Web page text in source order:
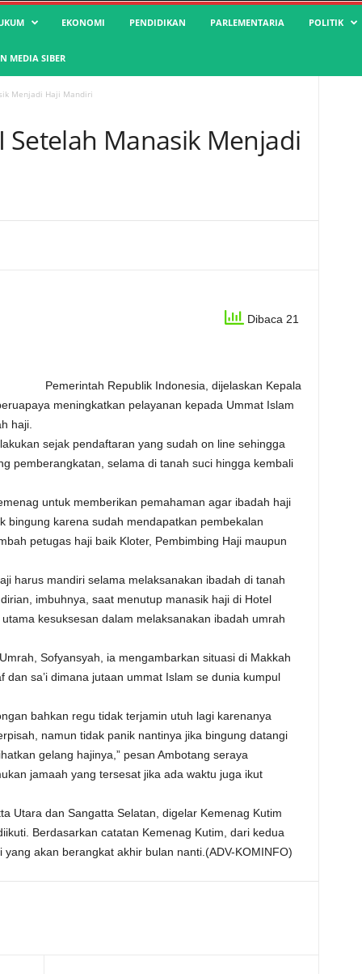
EKONOMI PENDIDIKAN PARLEMENTARIA POLITIK
MEDIA SIBER
Menjadi Haji Mandiri
Setelah Manasik Menjadi
Dibaca 21
Pemerintah Republik Indonesia, dijelaskan Kepala
meningkatkan pelayanan kepada Ummat Islam
haji.
sejak pendaftaran yang sudah on line sehingga
pemberangkatan, selama di tanah suci hingga kembali
untuk memberikan pemahaman agar ibadah haji
bingung karena sudah mendapatkan pembekalan
petugas haji baik Kloter, Pembimbing Haji maupun
harus mandiri selama melaksanakan ibadah di tanah
imbuhnya, saat menutup manasik haji di Hotel
kesuksesan dalam melaksanakan ibadah umrah
Sofyansyah, ia mengambarkan situasi di Makkah
sa’i dimana jutaan ummat Islam se dunia kumpul
bahkan regu tidak terjamin utuh lagi karenanya
namun tidak panik nantinya jika bingung datangi
gelang hajinya,” pesan Ambotang seraya
jamaah yang tersesat jika ada waktu juga ikut
Utara dan Sangatta Selatan, digelar Kemenag Kutim
Berdasarkan catatan Kemenag Kutim, dari kedua
akan berangkat akhir bulan nanti.(ADV-KOMINFO)